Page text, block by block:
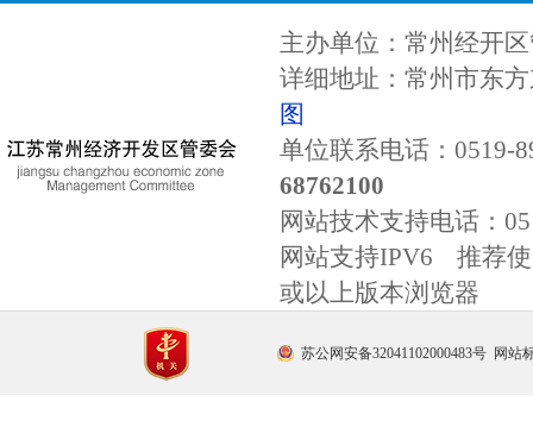
主办单位：常州经开
详细地址：常州市东
图
单位联系电话：0519-
68762100
网站技术支持电话：
网站支持IPV6 推荐使
或以上版本浏览器
苏公网安备32041102000483号 网站